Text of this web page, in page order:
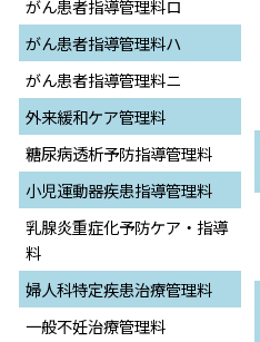
がん患者指導管理料ロ
がん患者指導管理料ハ
がん患者指導管理料ニ
外来緩和ケア管理料
糖尿病透析予防指導管理料
小児運動器疾患指導管理料
乳腺炎重症化予防ケア・指導
料
婦人科特定疾患治療管理料
一般不妊治療管理料